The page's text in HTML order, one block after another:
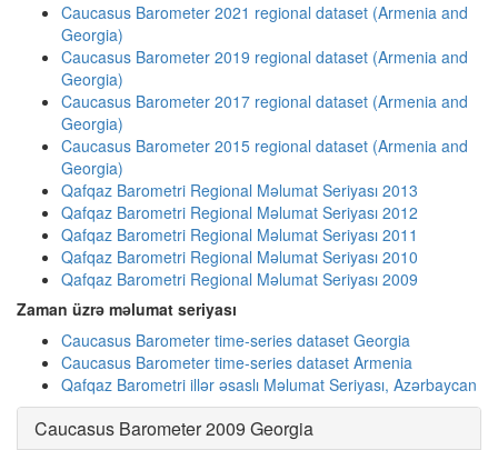
Caucasus Barometer 2021 regional dataset (Armenia and
Georgia)
Caucasus Barometer 2019 regional dataset (Armenia and
Georgia)
Caucasus Barometer 2017 regional dataset (Armenia and
Georgia)
Caucasus Barometer 2015 regional dataset (Armenia and
Georgia)
Qafqaz Barometri Regional Məlumat Seriyası 2013
Qafqaz Barometri Regional Məlumat Seriyası 2012
Qafqaz Barometri Regional Məlumat Seriyası 2011
Qafqaz Barometri Regional Məlumat Seriyası 2010
Qafqaz Barometri Regional Məlumat Seriyası 2009
Zaman üzrə məlumat seriyası
Caucasus Barometer time-series dataset Georgia
Caucasus Barometer time-series dataset Armenia
Qafqaz Barometri illər əsaslı Məlumat Seriyası, Azərbaycan
Caucasus Barometer 2009 Georgia